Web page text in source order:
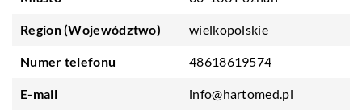
Region (Województwo) wielkopolskie
Numer telefonu 48618619574
E-mail info@hartomed.pl